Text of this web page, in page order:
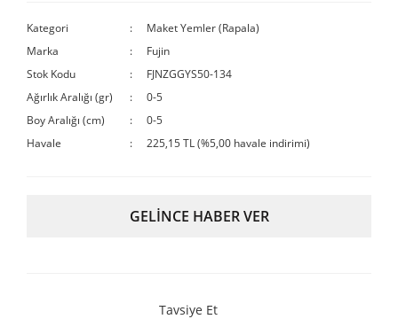
Kategori
Maket Yemler (Rapala)
Marka
Fujin
Stok Kodu
FJNZGGYS50-134
Ağırlık Aralığı (gr)
0-5
Boy Aralığı (cm)
0-5
Havale
225,15 TL (%5,00 havale indirimi)
GELİNCE HABER VER
Tavsiye Et